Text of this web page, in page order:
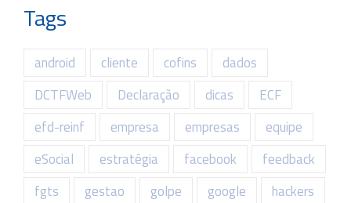
Tags
android cliente cofins
dados
DCTFWeb
Declaração dicas
ECF
efd-reinf
empresa empresas
equipe
eSocial
estratégia facebook
feedback
fgts
gestao golpe google
hackers